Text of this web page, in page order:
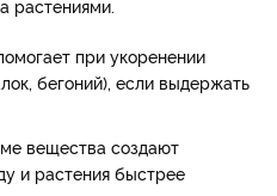
растениями.
при укоренении
бегоний), если выдержать
вещества создают
и растения быстрее